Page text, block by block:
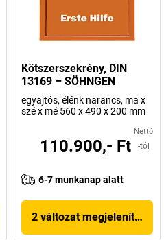
Kötszerszekrény, DIN
13169 – SÖHNGEN
egyajtós, élénk narancs, ma x
szé x mé 560 x 490 x 200 mm
Nettó
110.900,- Ft -tól
6-7 munkanap alatt
2 változat megjelenítése